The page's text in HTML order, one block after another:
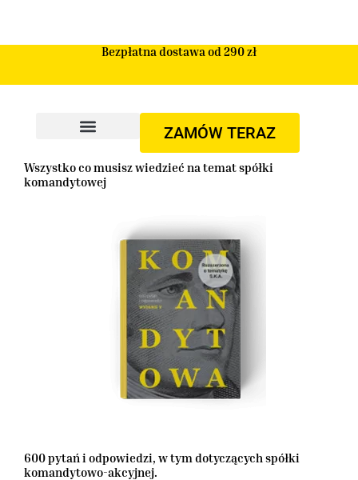
treści
Bezpłatna dostawa od 290 zł
ZAMÓW TERAZ
Wszystko co musisz wiedzieć na temat spółki
komandytowej
600 pytań i odpowiedzi, w tym dotyczących spółki
komandytowo-akcyjnej.